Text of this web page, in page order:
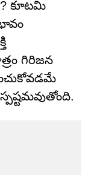
కూటమి
గిరిజన
స్పష్టమవుతోంది.